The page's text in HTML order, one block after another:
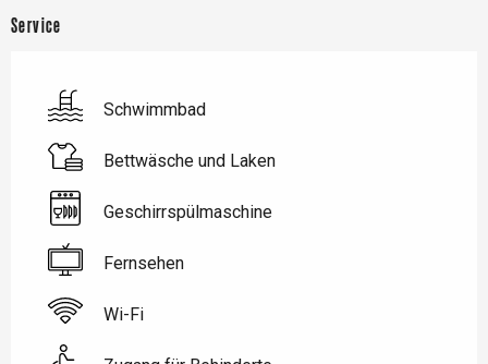
Service
Schwimmbad
Bettwäsche und Laken
Geschirrspülmaschine
Fernsehen
Wi-Fi